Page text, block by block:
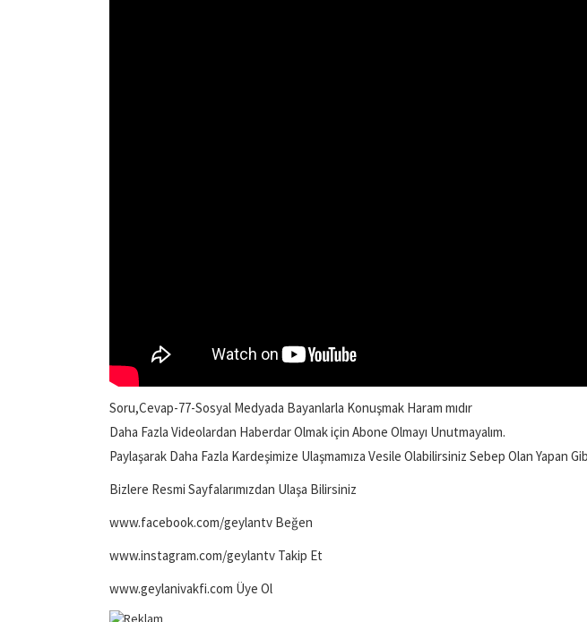
Soru,Cevap-77-Sosyal Medyada Bayanlarla Konuşmak Haram mıdır
Daha Fazla Videolardan Haberdar Olmak için Abone Olmayı Unutmayalım.
Paylaşarak Daha Fazla Kardeşimize Ulaşmamıza Vesile Olabilirsiniz Sebep Olan Yapan
Bizlere Resmi Sayfalarımızdan Ulaşa Bilirsiniz
www.facebook.com/geylantv Beğen
www.instagram.com/geylantv Takip Et
www.geylanivakfi.com Üye Ol